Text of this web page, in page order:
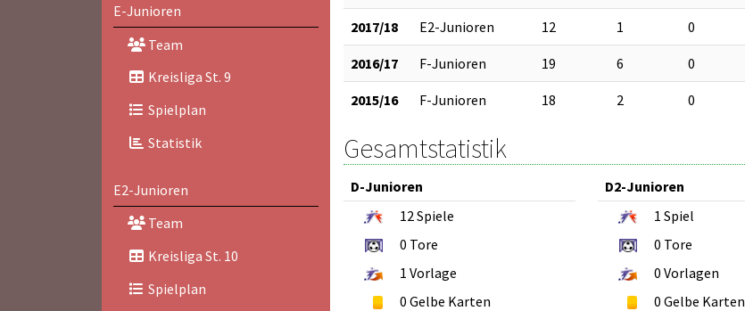
E-Junioren
Team
Kreisliga St. 9
Spielplan
Statistik
E2-Junioren
Team
Kreisliga St. 10
Spielplan
2017/18 E2-Junioren 12 1 0
2016/17 F-Junioren 19 6 0
2015/16 F-Junioren 18 2 0
Gesamtstatistik
D-Junioren
12Spiele
0 Tore
1 Vorlage
0 Gelbe Karten
D2-Junioren
1 Spiel
0 Tore
0 Vorlagen
0 Gelbe Karten